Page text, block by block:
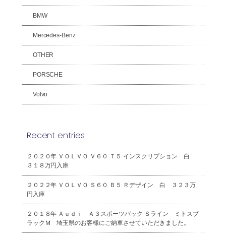
BMW
Mercedes-Benz
OTHER
PORSCHE
Volvo
Recent entries
２０２０年 ＶＯＬＶＯ Ｖ６０ Ｔ５ インスクリプション 白
３１８万円入庫
２０２２年 ＶＯＬＶＯ Ｓ６０ Ｂ５ Ｒデザイン 白 ３２３万
円入庫
２０１８年 Ａｕｄｉ Ａ３スポーツバック Ｓライン ミトスブ
ラックＭ 埼玉県のお客様にご納車させていただきました。